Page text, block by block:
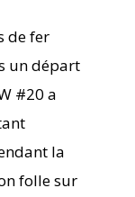
de fer
un départ
#20 a
la
folle sur